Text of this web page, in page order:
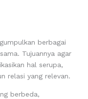
berbagai
Tujuannya agar
hal serupa,
relasi yang relevan.
berbeda,